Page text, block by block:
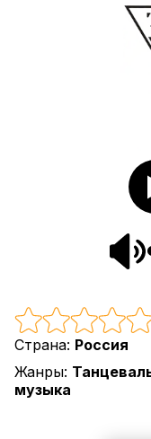
Страна: Россия
Жанры:
музыка